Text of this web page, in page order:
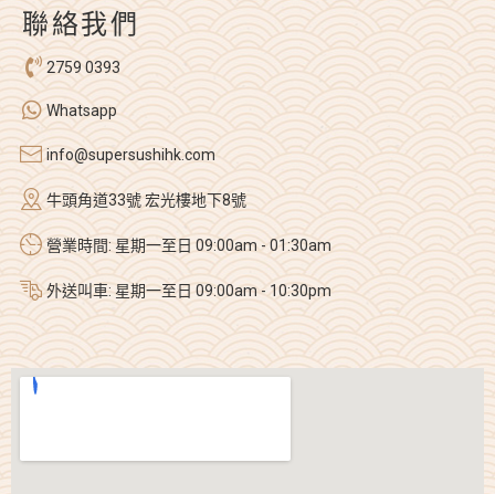
聯絡我們
2759 0393
Whatsapp
info@supersushihk.com
牛頭角道33號 宏光樓地下8號
營業時間: 星期一至日 09:00am - 01:30am
外送叫車: 星期一至日 09:00am - 10:30pm